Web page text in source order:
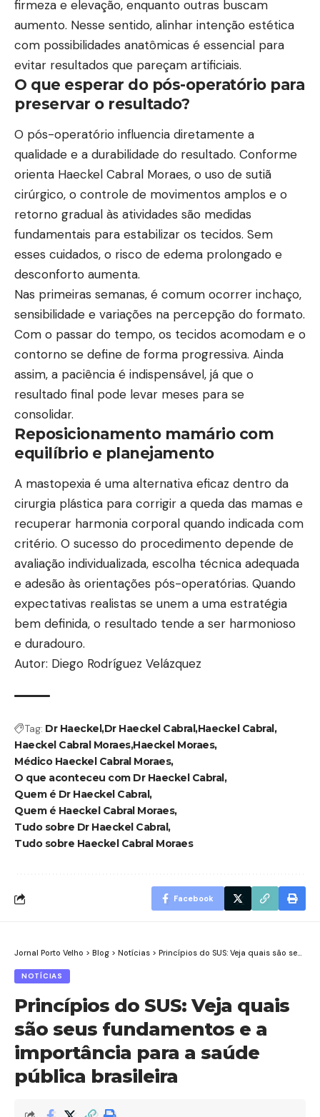
firmeza e elevação, enquanto outras buscam
aumento. Nesse sentido, alinhar intenção estética
com possibilidades anatômicas é essencial para
evitar resultados que pareçam artificiais.
O que esperar do pós-operatório para
preservar o resultado?
O pós-operatório influencia diretamente a
qualidade e a durabilidade do resultado. Conforme
orienta Haeckel Cabral Moraes, o uso de sutiã
cirúrgico, o controle de movimentos amplos e o
retorno gradual às atividades são medidas
fundamentais para estabilizar os tecidos. Sem
esses cuidados, o risco de edema prolongado e
desconforto aumenta.
Nas primeiras semanas, é comum ocorrer inchaço,
sensibilidade e variações na percepção do formato.
Com o passar do tempo, os tecidos acomodam e o
contorno se define de forma progressiva. Ainda
assim, a paciência é indispensável, já que o
resultado final pode levar meses para se
consolidar.
Reposicionamento mamário com
equilíbrio e planejamento
A mastopexia é uma alternativa eficaz dentro da
cirurgia plástica para corrigir a queda das mamas e
recuperar harmonia corporal quando indicada com
critério. O sucesso do procedimento depende de
avaliação individualizada, escolha técnica adequada
e adesão às orientações pós-operatórias. Quando
expectativas realistas se unem a uma estratégia
bem definida, o resultado tende a ser harmonioso
e duradouro.
Autor: Diego Rodríguez Velázquez
Tag: Dr Haeckel Dr Haeckel Cabral Haeckel Cabral
Haeckel Cabral MoraesHaeckel Moraes
Médico Haeckel Cabral Moraes
O que aconteceu com Dr Haeckel Cabral
Quem é Dr Haeckel Cabral
Quem é Haeckel Cabral Moraes
Tudo sobre Dr Haeckel Cabral
Tudo sobre Haeckel Cabral Moraes
Facebook
Jornal Porto Velho > Blog > Notícias > Princípios do SUS: Veja quais são seus fundamentos e a importância para a saúde pública brasileira
NOTÍCIAS
Princípios do SUS: Veja quais
são seus fundamentos e a
importância para a saúde
pública brasileira